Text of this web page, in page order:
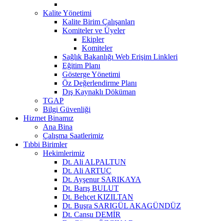
Kalite Yönetimi
Kalite Birim Çalışanları
Komiteler ve Üyeler
Ekipler
Komiteler
Sağlık Bakanlığı Web Erişim Linkleri
Eğitim Planı
Gösterge Yönetimi
Öz Değerlendirme Planı
Dış Kaynaklı Döküman
TGAP
Bilgi Güvenliği
Hizmet Binamız
Ana Bina
Çalışma Saatlerimiz
Tıbbi Birimler
Hekimlerimiz
Dt. Ali ALPALTUN
Dt. Ali ARTUÇ
Dt. Ayşenur SARIKAYA
Dt. Barış BULUT
Dt. Behçet KIZILTAN
Dt. Buşra SARIGÜL AKAGÜNDÜZ
Dt. Cansu DEMİR